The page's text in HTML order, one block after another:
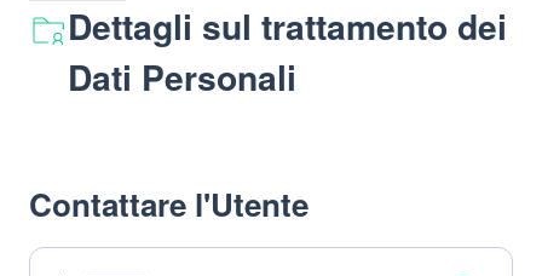
Dettagli sul trattamento dei
Dati Personali
Contattare l'Utente